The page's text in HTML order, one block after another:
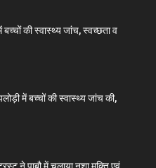
बच्चों की स्वास्थ्य जांच, स्वच्छता व
में बच्चों की स्वास्थ्य जांच की,